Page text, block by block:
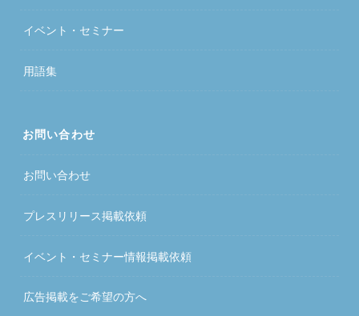
イベント・セミナー
用語集
お問い合わせ
お問い合わせ
プレスリリース掲載依頼
イベント・セミナー情報掲載依頼
広告掲載をご希望の方へ